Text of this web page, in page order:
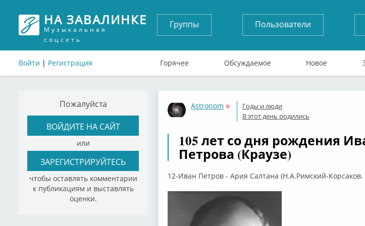
НА ЗАВАЛИНКЕ
Музыкальная
соцсеть
Войти | Регистрация
Группы Пользователи
Горячее Обсуждаемое Новое
Пожалуйста
ВОЙДИТЕ НА САЙТ
или
ЗАРЕГИСТРИРУЙТЕСЬ
чтобы оставлять комментарии
к публикациям и выставлять
оценки.
Astronom
Оффлайн
Годы и люди
В этот день родились
105 лет со дня рождения
Петрова (Краузе)
12-Иван Петров - Ария Салтана (Н.А.Римский-Корсаков.